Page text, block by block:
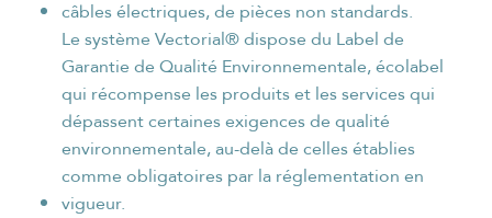
câbles électriques, de pièces non standards.
Le système Vectorial® dispose du Label de
Garantie de Qualité Environnementale, écolabel
qui récompense les produits et les services qui
dépassent certaines exigences de qualité
environnementale, au-delà de celles établies
comme obligatoires par la réglementation en
vigueur.